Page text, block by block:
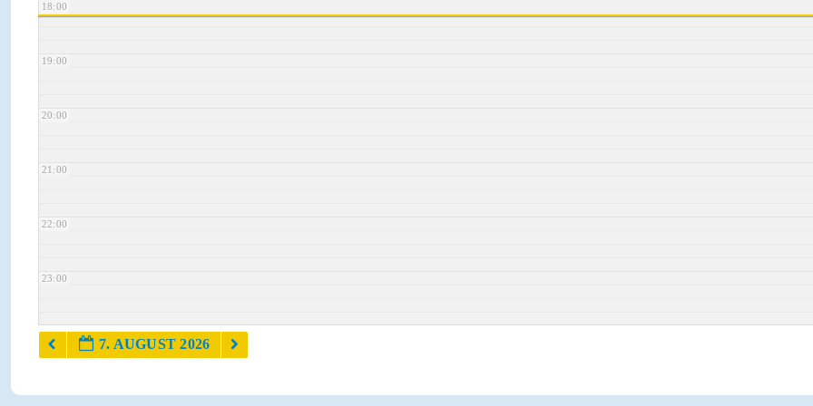
18:00
19:00
20:00
21:00
22:00
23:00
7. AUGUST 2026